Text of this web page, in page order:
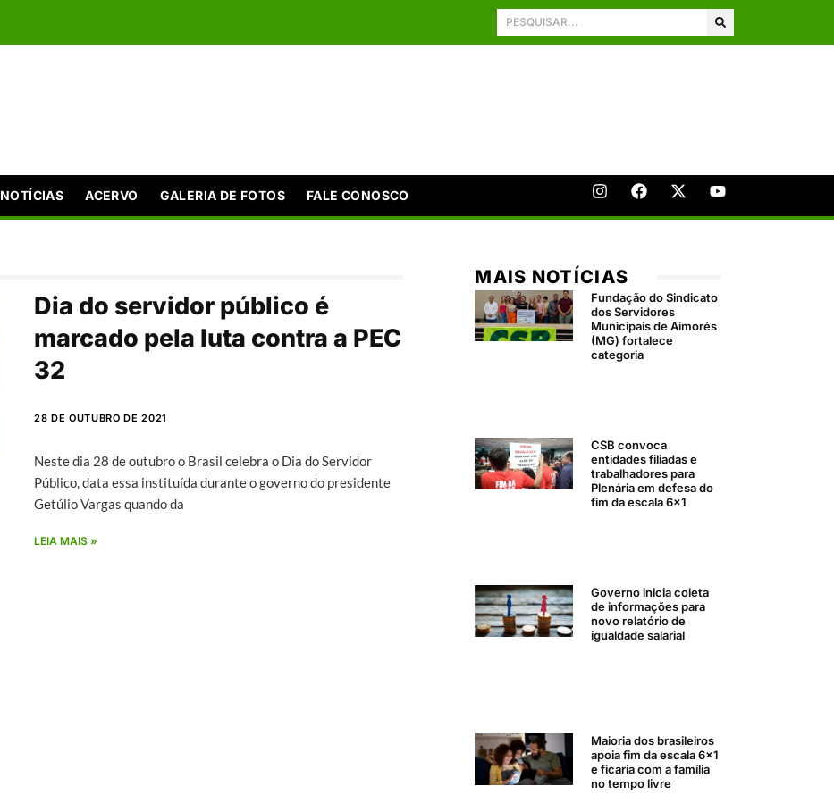
NOTÍCIAS ACERVO GALERIA DE FOTOS FALE CONOSCO
Dia do servidor público é
marcado pela luta contra a PEC
32
28 DE OUTUBRO DE 2021
Neste dia 28 de outubro o Brasil celebra o Dia do Servidor
Público, data essa instituída durante o governo do presidente
Getúlio Vargas quando da
LEIA MAIS »
MAIS NOTÍCIAS
Fundação do Sindicato
dos Servidores
Municipais de Aimorés
(MG) fortalece
categoria
CSB convoca
entidades filiadas e
trabalhadores para
Plenária em defesa do
fim da escala 6×1
Governo inicia coleta
de informações para
novo relatório de
igualdade salarial
Maioria dos brasileiros
apoia fim da escala 6×1
e ficaria com a família
no tempo livre